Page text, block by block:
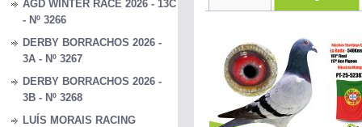
AGD WINTER RACE 2026 - 13C
- Nº 3266
DERBY BORRACHOS 2026 -
3A - Nº 3267
DERBY BORRACHOS 2026 -
3B - Nº 3268
LUÍS MORAIS RACING